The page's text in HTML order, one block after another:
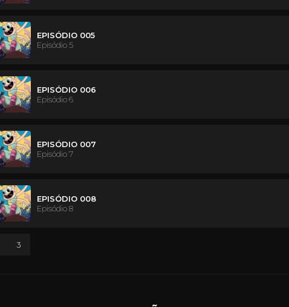
EPISÓDIO 005
Episódio 5
EPISÓDIO 006
Episódio 6
EPISÓDIO 007
Episódio 7
EPISÓDIO 008
Episódio 8
3